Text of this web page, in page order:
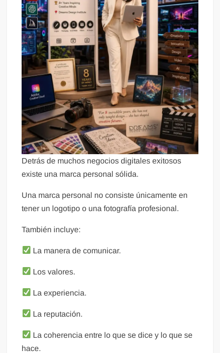
Detrás de muchos negocios digitales exitosos
existe una marca personal sólida.
Una marca personal no consiste únicamente en
tener un logotipo o una fotografía profesional.
También incluye:
La manera de comunicar.
Los valores.
La experiencia.
La reputación.
La coherencia entre lo que se dice y lo que se
hace.